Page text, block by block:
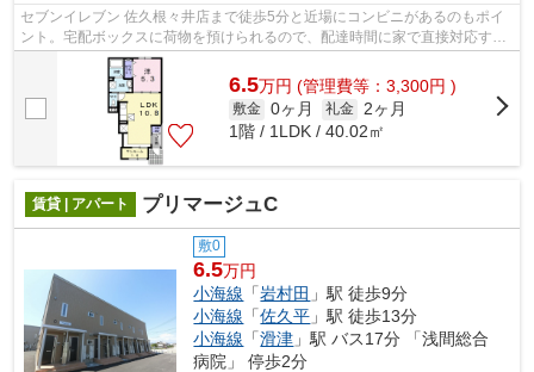
セブンイレブン 佐久根々井店まで徒歩5分と近場にコンビニがあるのもポイ
ント。宅配ボックスに荷物を預けられるので、配達時間に家で直接対応する
必要はなく外出中や仕事中に時間を気...
6.5万円 (管理費等：3,300円 )
敷金 0ヶ月 礼金 2ヶ月
1階 / 1LDK / 40.02㎡
賃貸 | アパート プリマージュC
敷0
6.5万円
小海線 「岩村田 」駅 徒歩9分
小海線 「佐久平 」駅 徒歩13分
小海線 「滑津 」駅 バス17分 「浅間総合
病院」 停歩2分